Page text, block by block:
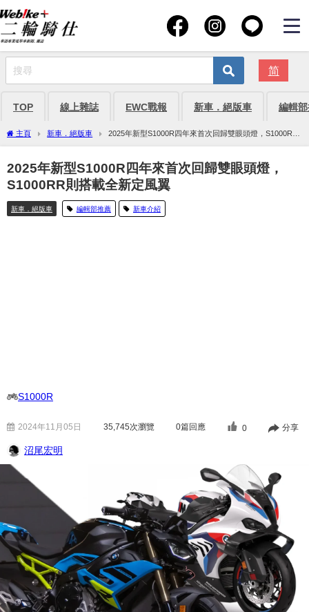
简
TOP 線上雜誌 EWC戰報 新車．絕版車 編輯
主頁 新車．絕版車
2025年新型S1000R四年來首次回歸雙眼頭燈，S1000RR
則搭載全新定風翼
2025年新型S1000R四年來首次回歸雙眼頭燈，
S1000RR則搭載全新定風翼
新車．絕版車 編輯部推薦 新車介紹
S1000R
2024年11月05日 35,745次瀏覽 0篇回應 0 分享
沼尾宏明